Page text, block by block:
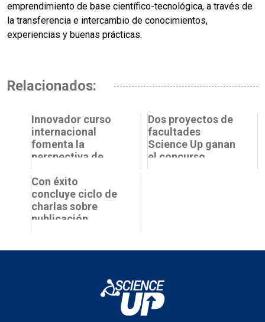
emprendimiento de base científico-tecnológica, a través de
la transferencia e intercambio de conocimientos,
experiencias y buenas prácticas.
Relacionados:
Innovador curso
internacional
fomenta la
perspectiva de
formación
docente
Dos proyectos de
facultades
Science Up ganan
el concurso
Con éxito
concluye ciclo de
charlas sobre
publicación